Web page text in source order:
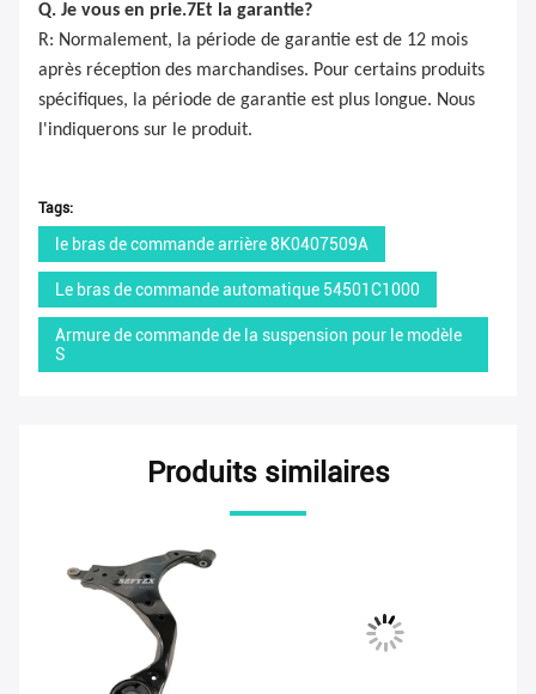
Q. Je vous en prie.7Et la garantie?
R: Normalement, la période de garantie est de 12 mois
après réception des marchandises. Pour certains produits
spécifiques, la période de garantie est plus longue. Nous
l'indiquerons sur le produit.
Tags:
le bras de commande arrière 8K0407509A
Le bras de commande automatique 54501C1000
Armure de commande de la suspension pour le modèle
S
Produits similaires